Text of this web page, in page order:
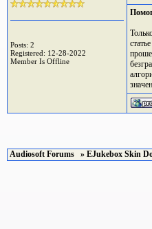
Posts: 2
Registered: 12-28-2022
Member Is Offline
Audiosoft Forums » EJukebox Skin